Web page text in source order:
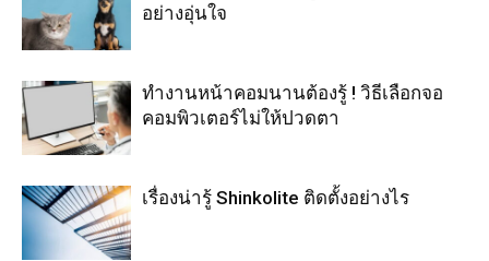
อย่างอุ่นใจ
ทำงานหน้าคอมนานต้องรู้ ! วิธีเลือกจอ
คอมพิวเตอร์ไม่ให้ปวดตา
เรื่องน่ารู้ Shinkolite ติดตั้งอย่างไร